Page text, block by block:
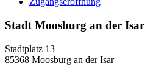
Stadt Moosburg an der Isar
Stadtplatz 13
85368 Moosburg an der Isar